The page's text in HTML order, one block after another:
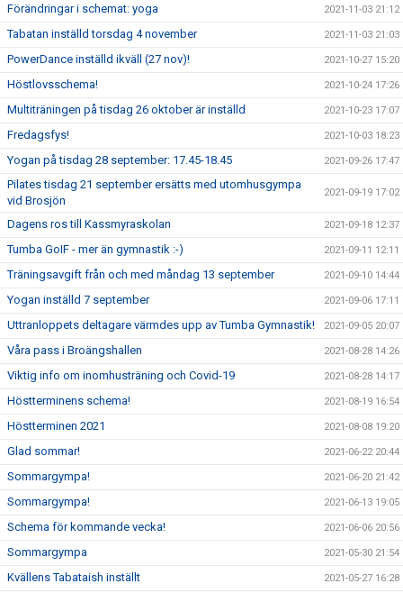
Förändringar i schemat: yoga 2021-11-03 21:12
Tabatan inställd torsdag 4 november 2021-11-03 21:03
PowerDance inställd ikväll (27 nov)! 2021-10-27 15:20
Höstlovsschema! 2021-10-24 17:26
Multiträningen på tisdag 26 oktober är inställd 2021-10-23 17:07
Fredagsfys! 2021-10-03 18:23
Yogan på tisdag 28 september: 17.45-18.45 2021-09-26 17:47
Pilates tisdag 21 september ersätts med utomhusgympa
vid Brosjön
2021-09-19 17:02
Dagens ros till Kassmyraskolan 2021-09-18 12:37
Tumba GoIF - mer än gymnastik :-) 2021-09-11 12:11
Träningsavgift från och med måndag 13 september 2021-09-10 14:44
Yogan inställd 7 september 2021-09-06 17:11
Uttranloppets deltagare värmdes upp av Tumba Gymnastik! 2021-09-05 20:07
Våra pass i Broängshallen 2021-08-28 14:26
Viktig info om inomhusträning och Covid-19 2021-08-28 14:17
Höstterminens schema! 2021-08-19 16:54
Höstterminen 2021 2021-08-08 19:20
Glad sommar! 2021-06-22 20:44
Sommargympa! 2021-06-20 21:42
Sommargympa! 2021-06-13 19:05
Schema för kommande vecka! 2021-06-06 20:56
Sommargympa 2021-05-30 21:54
Kvällens Tabataish inställt 2021-05-27 16:28